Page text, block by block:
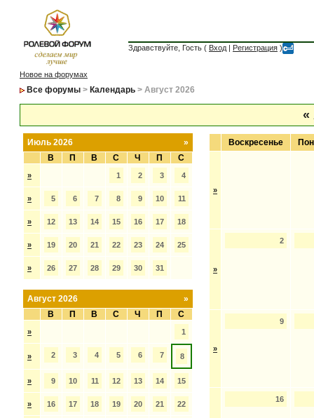
Здравствуйте, Гость ( Вход | Регистрация )
Новое на форумах
Все форумы > Календарь > Август 2026
«
»
Июль 2026
В
П В С Ч П С
» 1 2 3 4
» 5 6 7 8 9 10 11
» 12 13 14 15 16 17 18
» 19 20 21 22 23 24 25
» 26 27 28 29 30 31
»
Август 2026
В
П В С Ч П С
» 1
» 2 3 4 5 6 7 8
» 9 10 11 12 13 14 15
» 16 17 18 19 20 21 22
Воскресенье
»
»
2
»
9
16